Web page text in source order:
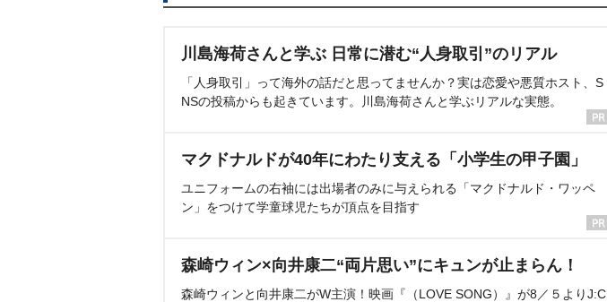
川島海荷さんと学ぶ 日常に潜む“人身取引”のリアル
「人身取引」って海外の話だと思ってませんか？実は恋愛や悪質ホスト、S
NSの投稿からも起きています。川島海荷さんと学ぶリアルな実態。
マクドナルドが40年にわたり支える「小学生の甲子園」
ユニフォームの右袖には出場者のみに与えられる「マクドナルド・ワッペ
ン」をつけて学童球児たちが頂点を目指す
森崎ウィン×向井康二“両片思い”にキュンが止まらん！
森崎ウィンと向井康二がW主演！映画『（LOVE SONG）』が8／５よりJ:C